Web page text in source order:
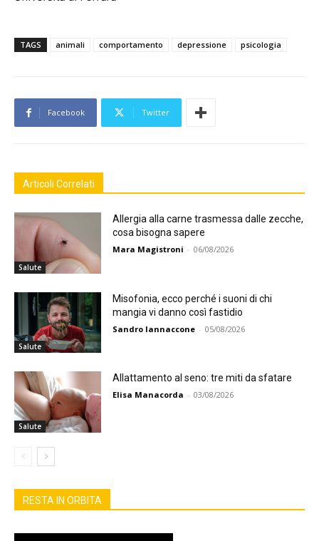
TAGS animali comportamento depressione psicologia
Facebook Twitter
Articoli Correlati
Salute
Allergia alla carne trasmessa dalle zecche,
cosa bisogna sapere
Mara Magistroni - 06/08/2026
Salute
Misofonia, ecco perché i suoni di chi
mangia vi danno così fastidio
Sandro Iannaccone - 05/08/2026
Salute
Allattamento al seno: tre miti da sfatare
Elisa Manacorda - 03/08/2026
RESTA IN ORBITA